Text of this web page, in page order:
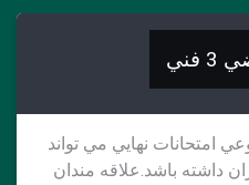
امتحانات نهايي مي تواند
داشته باشد.علاقه مندان